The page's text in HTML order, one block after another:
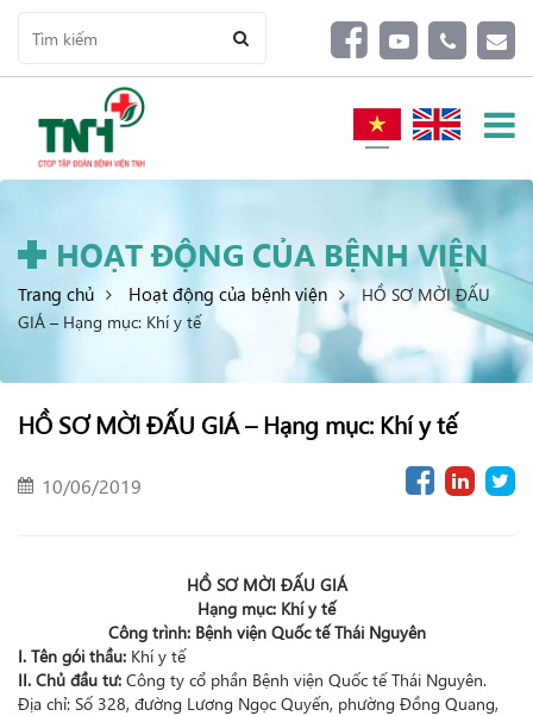
HOẠT ĐỘNG CỦA BỆNH VIỆN
Trang chủ Hoạt động của bệnh viện
HỒ SƠ MỜI ĐẤU
GIÁ – Hạng mục: Khí y tế
HỒ SƠ MỜI ĐẤU GIÁ – Hạng mục: Khí y tế
10/06/2019
HỒ SƠ MỜI ĐẤU GIÁ
Hạng mục: Khí y tế
Công trình: Bệnh viện Quốc tế Thái Nguyên
I. Tên gói thầu: Khí y tế
II. Chủ đầu tư: Công ty cổ phần Bệnh viện Quốc tế Thái Nguyên.
Địa chỉ: Số 328, đường Lương Ngọc Quyến, phường Đồng Quang,